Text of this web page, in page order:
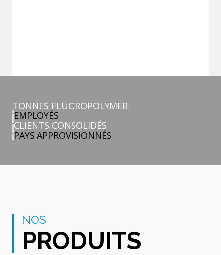
TONNES FLUOROPOLYMER
EMPLOYÉS
CLIENTS CONSOLIDÉS
PAYS APPROVISIONNÉS
NOS
PRODUITS